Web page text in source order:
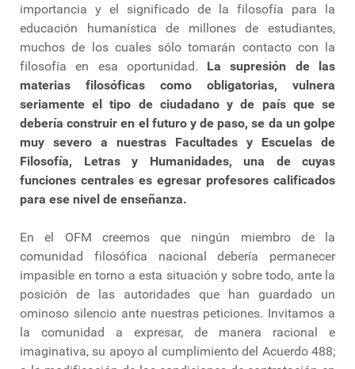
importancia y el significado de la filosofía para la
educación humanística de millones de estudiantes,
muchos de los cuales sólo tomarán contacto con la
filosofía en esa oportunidad. La supresión de las
materias filosóficas como obligatorias, vulnera
seriamente el tipo de ciudadano y de país que se
debería construir en el futuro y de paso, se da un golpe
muy severo a nuestras Facultades y Escuelas de
Filosofía, Letras y Humanidades, una de cuyas
funciones centrales es egresar profesores calificados
para ese nivel de enseñanza.
En el OFM creemos que ningún miembro de la
comunidad filosófica nacional debería permanecer
impasible en torno a esta situación y sobre todo, ante la
posición de las autoridades que han guardado un
ominoso silencio ante nuestras peticiones. Invitamos a
la comunidad a expresar, de manera racional e
imaginativa, su apoyo al cumplimiento del Acuerdo 488;